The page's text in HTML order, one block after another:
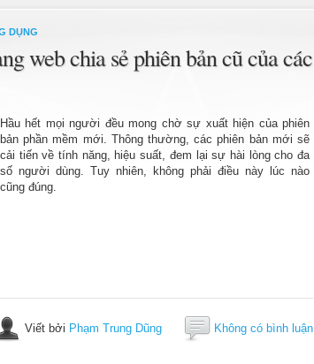
DỤNG
web chia sẻ phiên bản cũ của các
Hầu hết mọi người đều mong chờ sự xuất hiện của phiên
bản phần mềm mới. Thông thường, các phiên bản mới sẽ
cải tiến về tính năng, hiệu suất, đem lại sự hài lòng cho đa
số người dùng. Tuy nhiên, không phải điều này lúc nào
cũng đúng.
Viết bởi Phạm Trung Dũng Không có bình luận